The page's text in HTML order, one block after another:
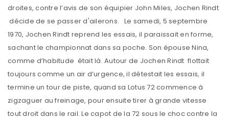
droites, contre l’avis de son équipier John Miles, Jochen Rindt
décide de se passer d'ailerons. Le samedi, 5 septembre
1970, Jochen Rindt reprend les essais, il paraissait en forme,
sachant le championnat dans sa poche. Son épouse Nina,
comme d’habitude était là. Autour de Jochen Rindt flottait
toujours comme un air d’urgence, il détestait les essais, il
termine un tour de piste, quand sa Lotus 72 commence à
zigzaguer au freinage, pour ensuite tirer à grande vitesse
tout droit dans le rail. Le capot de la 72 sous le choc contre la